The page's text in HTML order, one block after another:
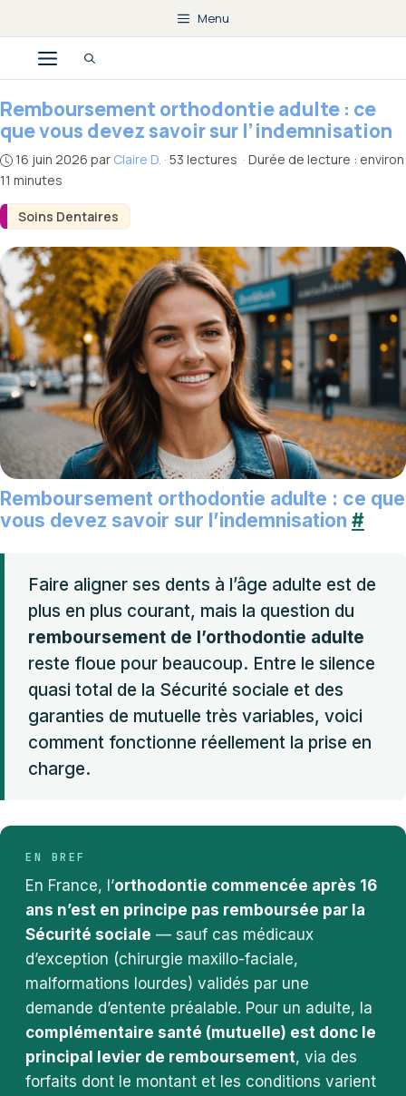
au
contenu
Menu
Menu
Soins Dentaires
Remboursement orthodontie adulte : ce
que vous devez savoir sur l’indemnisation
16 juin 2026 par Claire D. · 53 lectures · Durée de lecture : environ
11 minutes
Remboursement orthodontie adulte : ce que
vous devez savoir sur l’indemnisation #
Faire aligner ses dents à l’âge adulte est de
plus en plus courant, mais la question du
remboursement de l’orthodontie adulte
reste floue pour beaucoup. Entre le silence
quasi total de la Sécurité sociale et des
garanties de mutuelle très variables, voici
comment fonctionne réellement la prise en
charge.
EN BREF
En France, l’orthodontie commencée après 16
ans n’est en principe pas remboursée par la
Sécurité sociale — sauf cas médicaux
d’exception (chirurgie maxillo-faciale,
malformations lourdes) validés par une
demande d’entente préalable. Pour un adulte, la
complémentaire santé (mutuelle) est donc le
principal levier de remboursement, via des
forfaits dont le montant et les conditions varient